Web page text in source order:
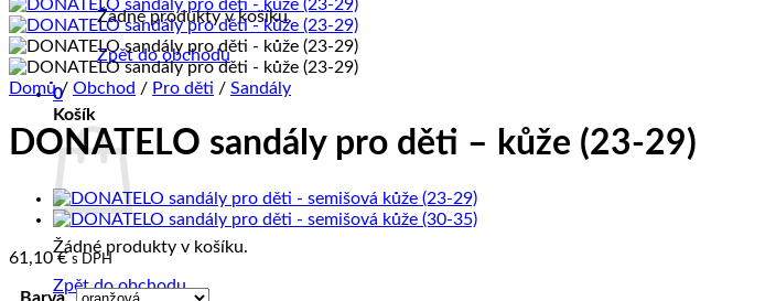
Žádné produkty v košíku.
Zpět do obchodu
0
Košík
Žádné produkty v košíku.
Zpět do obchodu
Domů / Obchod / Pro děti / Sandály
DONATELO sandály pro děti – kůže (23-29)
61,10€ s DPH